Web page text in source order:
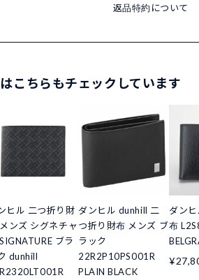
返品特約について
こちらもチェックしています
ヒル 二つ折り財
ンズ シグネチャ
ブラ
dunhill
ダンヒル dunhill 二
つ折り財布 メンズ ブ
ラック
22R2P10PS001R
PLAIN BLACK
ダン
布